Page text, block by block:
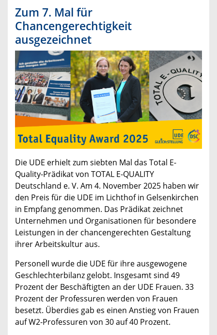
Zum 7. Mal für
Chancengerechtigkeit
ausgezeichnet
Die UDE erhielt zum siebten Mal das Total E-
Quality-Prädikat von TOTAL E-QUALITY
Deutschland e. V. Am 4. November 2025 haben wir
den Preis für die UDE im Lichthof in Gelsenkirchen
in Empfang genommen. Das Prädikat zeichnet
Unternehmen und Organisationen für besondere
Leistungen in der chancengerechten Gestaltung
ihrer Arbeitskultur aus.
Personell wurde die UDE für ihre ausgewogene
Geschlechterbilanz gelobt. Insgesamt sind 49
Prozent der Beschäftigten an der UDE Frauen. 33
Prozent der Professuren werden von Frauen
besetzt. Überdies gab es einen Anstieg von Frauen
auf W2-Professuren von 30 auf 40 Prozent.